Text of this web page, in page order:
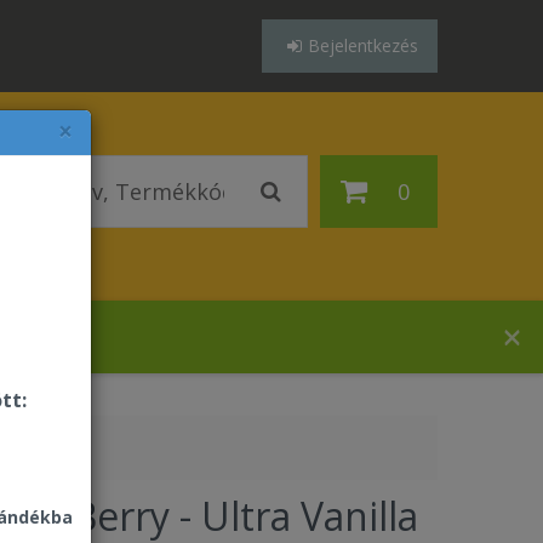
×
Bejelentkezés
0
Berry - Ultra Vanilla